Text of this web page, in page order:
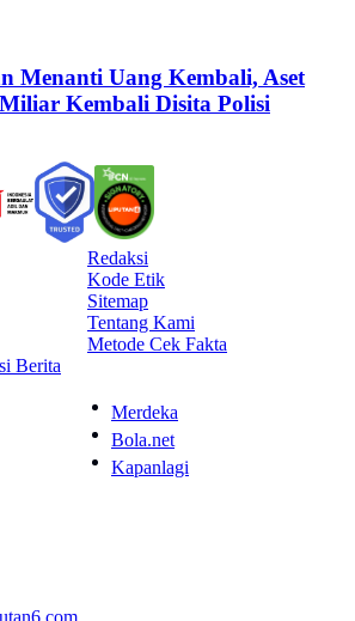
Menanti Uang Kembali, Aset
Kembali Disita Polisi
Redaksi
Kode Etik
Sitemap
Tentang Kami
Metode Cek Fakta
Berita
Merdeka
Bola.net
Kapanlagi